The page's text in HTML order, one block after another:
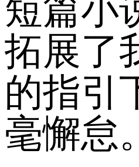
短篇小
拓展了
的指引
毫懈怠。